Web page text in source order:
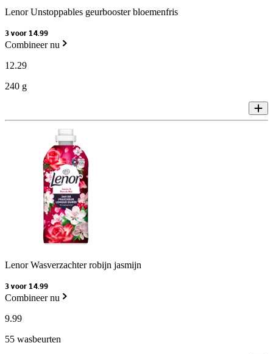
Lenor Unstoppables geurbooster bloemenfris
3 voor 14.99
Combineer nu
12.29
240 g
Lenor Wasverzachter robijn jasmijn
3 voor 14.99
Combineer nu
9.99
55 wasbeurten